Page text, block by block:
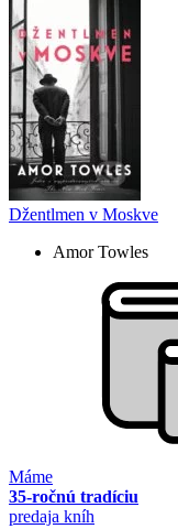
Džentlmen v Moskve
Amor Towles
Máme
35-ročnú tradíciu
predaja kníh